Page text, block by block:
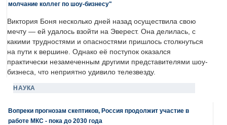
молчание коллег по шоу-бизнесу"
Виктория Боня несколько дней назад осуществила свою
мечту — ей удалось взойти на Эверест. Она делилась, с
какими трудностями и опасностями пришлось столкнуться
на пути к вершине. Однако её поступок оказался
практически незамеченным другими представителями шоу-
бизнеса, что неприятно удивило телезвезду.
НАУКА
Вопреки прогнозам скептиков, Россия продолжит участие в
работе МКС - пока до 2030 года